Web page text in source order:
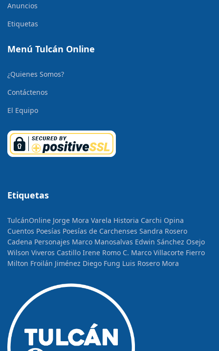
Anuncios
Etiquetas
Menú Tulcán Online
¿Quienes Somos?
Contáctenos
El Equipo
Etiquetas
TulcánOnline Jorge Mora Varela Historia Carchi Opina
Cuentos Poesías Poesías de Carchenses Sandra Rosero
Cadena Personajes Marco Manosalvas Edwin Sánchez Osejo
Wilson Viveros Castillo Irene Romo C. Marco Villacorte Fierro
Milton Froilán Jiménez Diego Fung Luis Rosero Mora